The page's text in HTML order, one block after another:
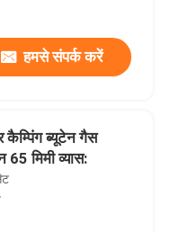
हमसे संपर्क करें
कैम्पिंग ब्यूटेन गैस
मिमी व्यास: